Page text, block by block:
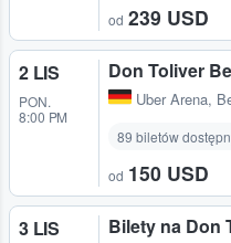
od 239 USD
2 LIS
PON.
8:00 PM
Don Toliver
Uber Arena,
89 biletów
od 150 USD
3 LIS Bilety na Don